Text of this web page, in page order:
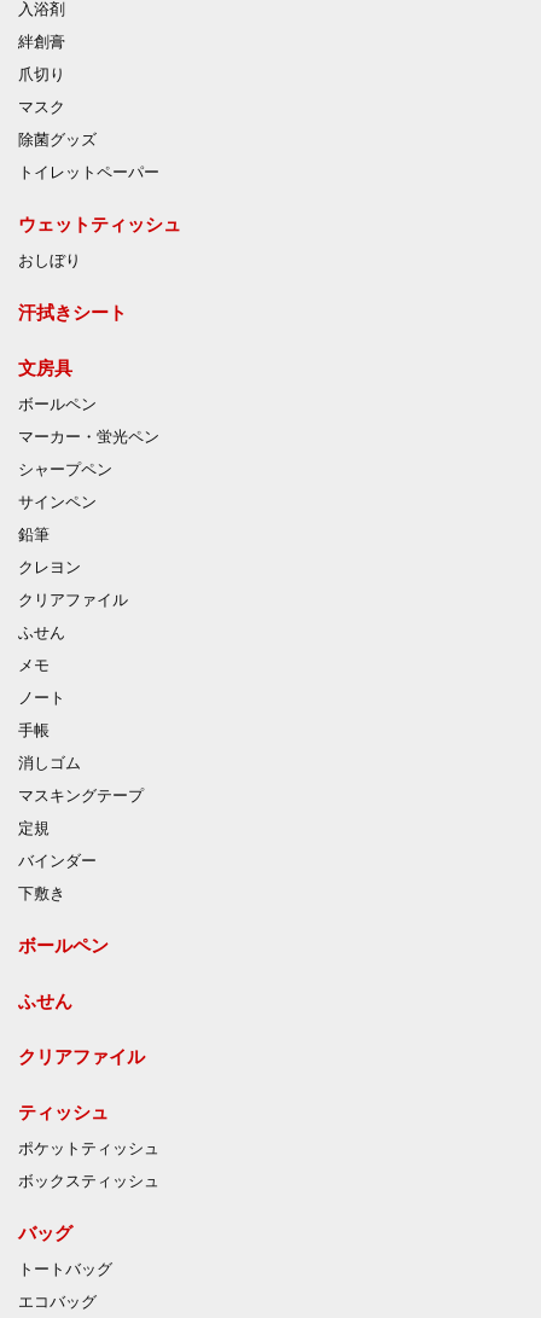
入浴剤
絆創膏
爪切り
マスク
除菌グッズ
トイレットペーパー
ウェットティッシュ
おしぼり
汗拭きシート
文房具
ボールペン
マーカー・蛍光ペン
シャープペン
サインペン
鉛筆
クレヨン
クリアファイル
ふせん
メモ
ノート
手帳
消しゴム
マスキングテープ
定規
バインダー
下敷き
ボールペン
ふせん
クリアファイル
ティッシュ
ポケットティッシュ
ボックスティッシュ
バッグ
トートバッグ
エコバッグ